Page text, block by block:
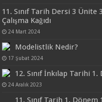
11. Sınıf Tarih Dersi 3
Çalışma Kağıdı
24 Mart 2024
Modelistlik Nedir?
17 Şubat 2024
12. Sınıf İnkılap Tarihi 1.
24 Aralık 2023
11. Sınıf Tarih 1. Dönem